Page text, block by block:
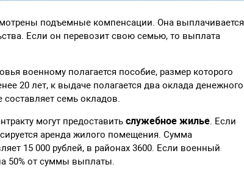
подъемные компенсации. Она выплачивается
Если он перевозит свою семью, то выплата
военному полагается пособие, размер которого
20 лет, к выдаче полагается два оклада денежного
составляет семь окладов.
могут предоставитьслужебное жилье. Если
аренда жилого помещения. Сумма
15 000 рублей, в районах 3600. Если военный
50% от суммы выплаты.